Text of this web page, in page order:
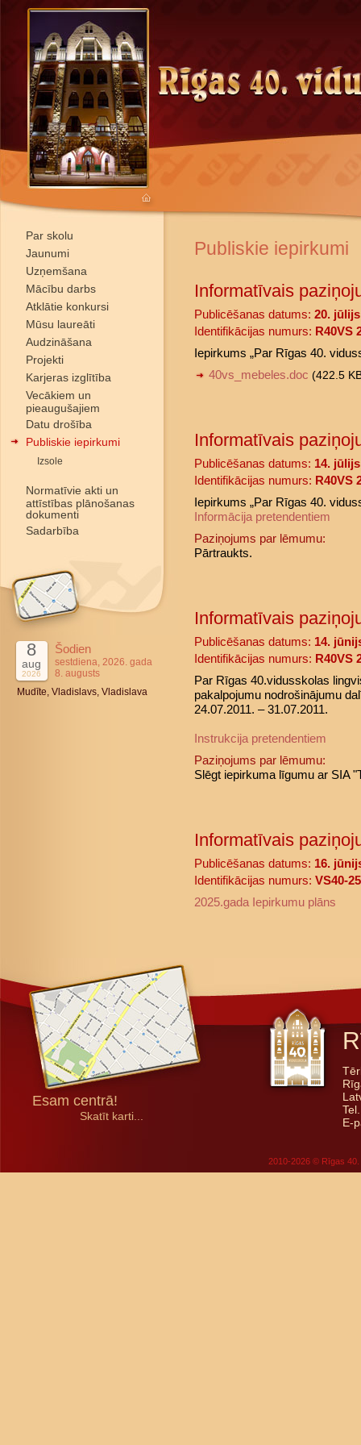
Par skolu
Jaunumi
Uzņemšana
Mācību darbs
Atklātie konkursi
Mūsu laureāti
Audzināšana
Projekti
Karjeras izglītība
Vecākiem un
pieaugušajiem
Datu drošība
Publiskie iepirkumi
Izsole
Normatīvie akti un
attīstības plānošanas
dokumenti
Sadarbība
8
aug
2026
Šodien
sestdiena, 2026. gada
8. augusts
Mudīte, Vladislavs, Vladislava
Publiskie iepirkumi
Informatīvais
Publicēšanas datums: 20. jūlijs
Identifikācijas numurs: R40VS
Iepirkums „Par Rīgas 40.
40vs_mebeles.doc (422.5
Informatīvais
Publicēšanas datums: 14.
Identifikācijas numurs: R40VS
Iepirkums „Par Rīgas 40.
Informācija pretendentiem
Paziņojums par lēmumu:
Pārtraukts.
Informatīvais
Publicēšanas datums: 14.
Identifikācijas numurs: R40VS
Par Rīgas 40.vidusskolas
pakalpojumu nodrošinājumu
24.07.2011. – 31.07.2011.
Instrukcija pretendentiem
Paziņojums par lēmumu:
Slēgt iepirkuma līgumu ar SIA
Informatīvais
Publicēšanas datums: 16.
Identifikācijas numurs: VS40-
2025.gada Iepirkumu plāns
Esam centrā!
Skatīt karti...
E-
2010-2026 © Rīgas